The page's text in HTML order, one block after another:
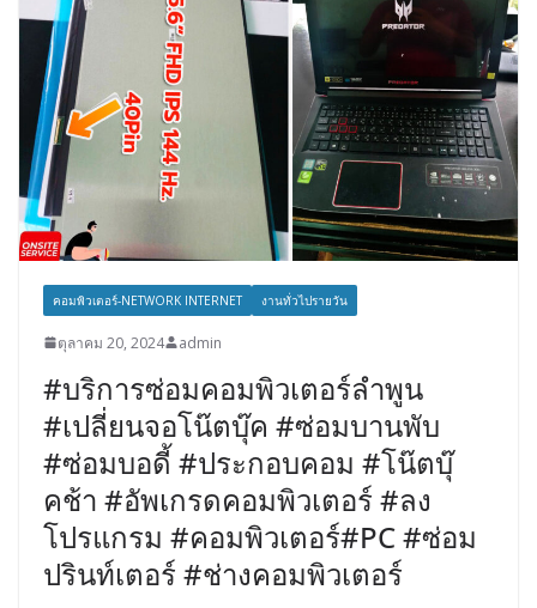
คอมพิวเตอร์-NETWORK INTERNET งานทั่วไปรายวัน
ตุลาคม 20, 2024 admin
#บริการซ่อมคอมพิวเตอร์ลำพูน
#เปลี่ยนจอโน๊ตบุ๊ค #ซ่อมบานพับ
#ซ่อมบอดี้ #ประกอบคอม #โน๊ตบุ๊
คช้า #อัพเกรดคอมพิวเตอร์ #ลง
โปรแกรม #คอมพิวเตอร์#PC #ซ่อม
ปรินท์เตอร์ #ช่างคอมพิวเตอร์